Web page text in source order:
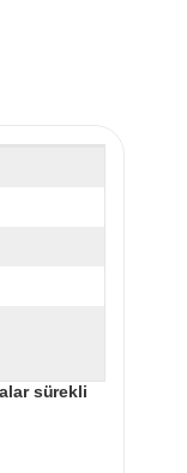
sürekli